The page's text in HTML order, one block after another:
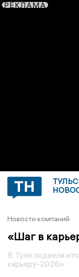
РЕКЛАМА
Новости компаний
«Шаг в
В Туле подвели
карьеру-2026»